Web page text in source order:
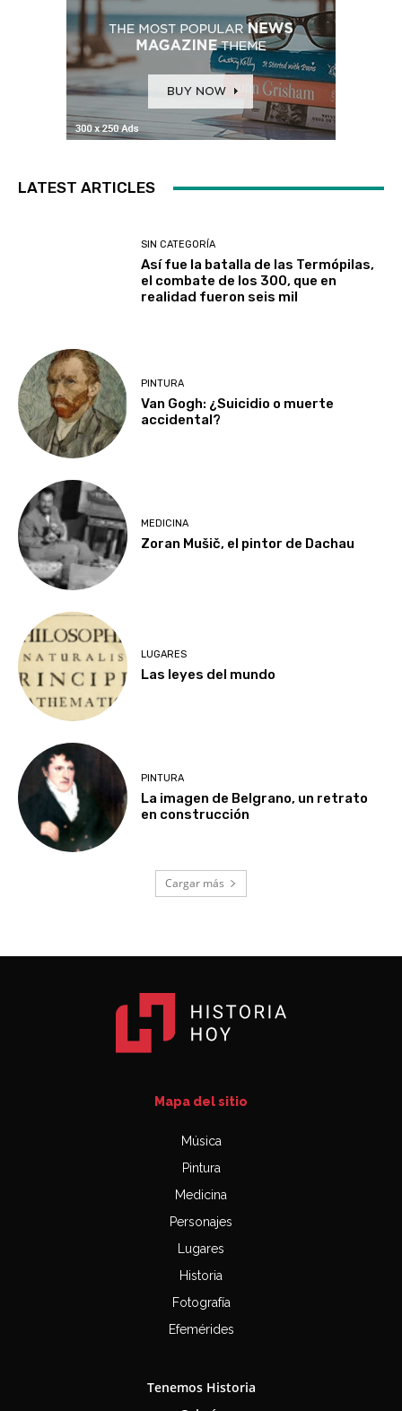
LATEST ARTICLES
SIN CATEGORÍA
Así fue la batalla de las Termópilas,
el combate de los 300, que en
realidad fueron seis mil
PINTURA
Van Gogh: ¿Suicidio o muerte
accidental?
MEDICINA
Zoran Mušič, el pintor de Dachau
LUGARES
Las leyes del mundo
PINTURA
La imagen de Belgrano, un retrato
en construcción
Cargar más
Mapa del sitio
Música
Pintura
Medicina
Personajes
Lugares
Historia
Fotografía
Efemérides
Tenemos Historia